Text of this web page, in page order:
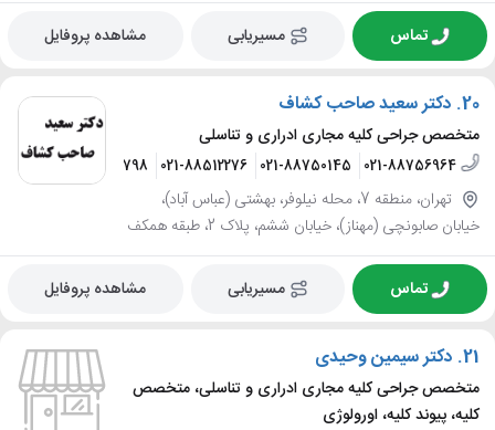
تماس مسیریابی مشاهده پروفایل
20. دکتر سعید صاحب کشاف
متخصص جراحی کلیه مجاری ادراری و تناسلی
021-88756964
021-88750145
021-88512276
09127947798
تهران، منطقه 7، محله نیلوفر، بهشتی (عباس آباد)،
خیابان صابونچی (مهناز)، خیابان ششم، پلاک 2، طبقه همکف
تماس مسیریابی مشاهده پروفایل
21. دکتر سیمین وحیدی
متخصص جراحی کلیه مجاری ادراری و تناسلی، متخصص
کلیه، پیوند کلیه، اورولوژی